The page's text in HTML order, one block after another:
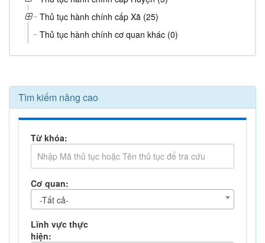
Thủ tục hành chính cấp Xã (25)
Thủ tục hành chính cơ quan khác (0)
Tìm kiếm nâng cao
Từ khóa:
Cơ quan:
-Tất cả-
Lĩnh vực thực
hiện: